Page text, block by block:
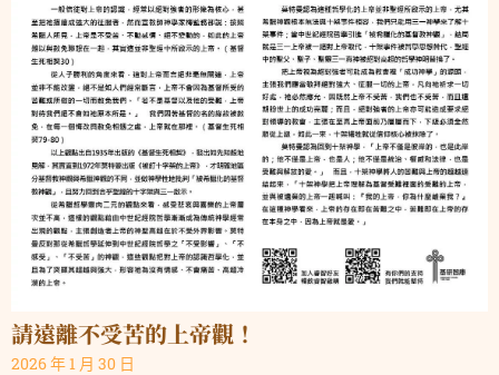
請遠離不受苦的上帝觀！
2026 年 1 月 30 日